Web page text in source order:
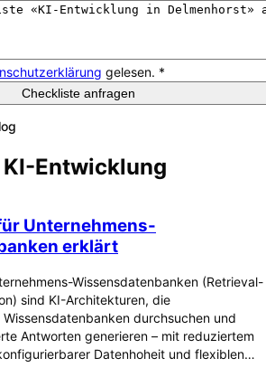
gelesen. *
Checkliste anfragen
KI-Entwicklung
Unternehmens-
erklärt
Wissensdatenbanken (Retrieval-
sind KI-Architekturen, die
durchsuchen und
Antworten generieren – mit reduziertem
Datenhoheit und flexiblen…